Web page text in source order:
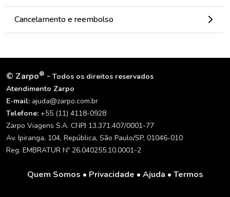
Cancelamento e reembolso
© Zarpo® - Todos os direitos reservados
Atendimento Zarpo
E-mail: ajuda@zarpo.com.br
Telefone: +55 (11) 4118-0928
Zarpo Viagens S.A. CNPJ 13.371.407/0001-77
Av. Ipiranga, 104, República, São Paulo/SP, 01046-010
Reg. EMBRATUR Nº 26.040255.10.0001-2
Quem Somos • Privacidade • Ajuda • Termos